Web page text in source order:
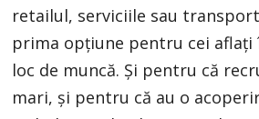
retailul, serviciile sau
prima opțiune pentru cei aflați
loc de muncă. Și pentru că
mari, și pentru că au o